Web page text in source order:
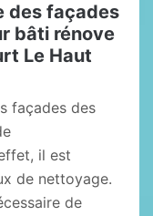
des façades
bâti rénove
Le Haut
façades des
il est
de nettoyage.
de